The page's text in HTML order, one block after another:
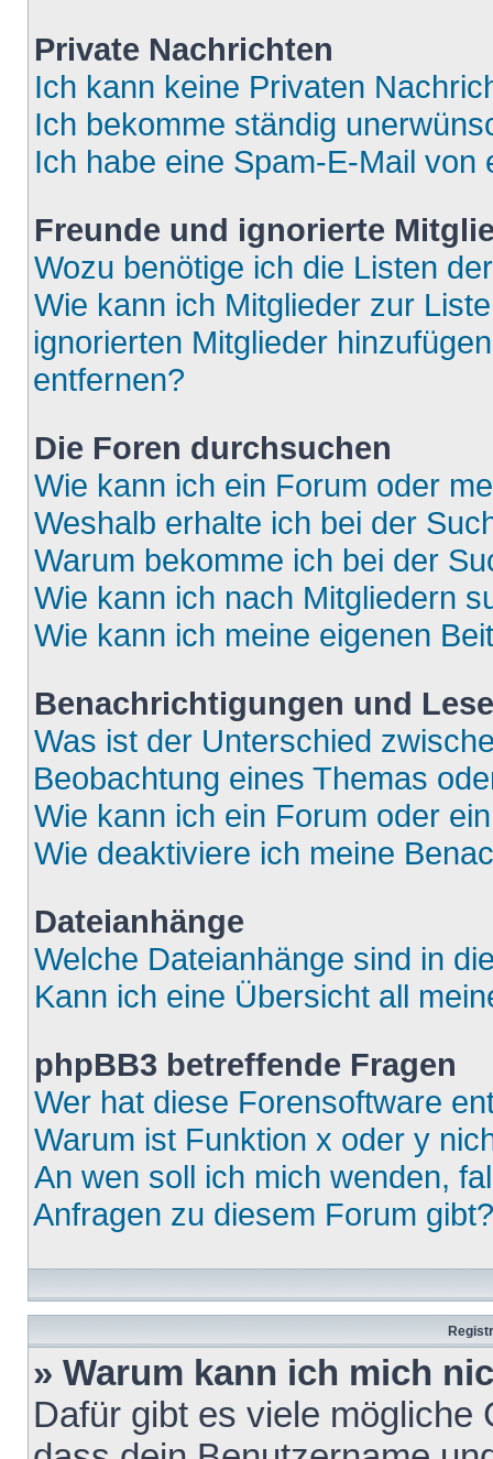
Private Nachrichten
Ich kann keine Privaten
Ich bekomme ständig
Ich habe eine Spam-E-Mail
Freunde und ignorierte
Wozu benötige ich die Listen
Wie kann ich Mitglieder zur
ignorierten Mitglieder
entfernen?
Die Foren durchsuchen
Wie kann ich ein Forum oder
Weshalb erhalte ich bei der
Warum bekomme ich bei der
Wie kann ich nach Mitgliedern
Wie kann ich meine eigenen
Benachrichtigungen und
Was ist der Unterschied
Beobachtung eines Themas
Wie kann ich ein Forum oder
Wie deaktiviere ich meine
Dateianhänge
Welche Dateianhänge sind in
Kann ich eine Übersicht all
phpBB3 betreffende Fragen
Wer hat diese Forensoftware
Warum ist Funktion x oder y
An wen soll ich mich wenden,
Anfragen zu diesem Forum gibt?
» Warum kann ich mich
Dafür gibt es viele